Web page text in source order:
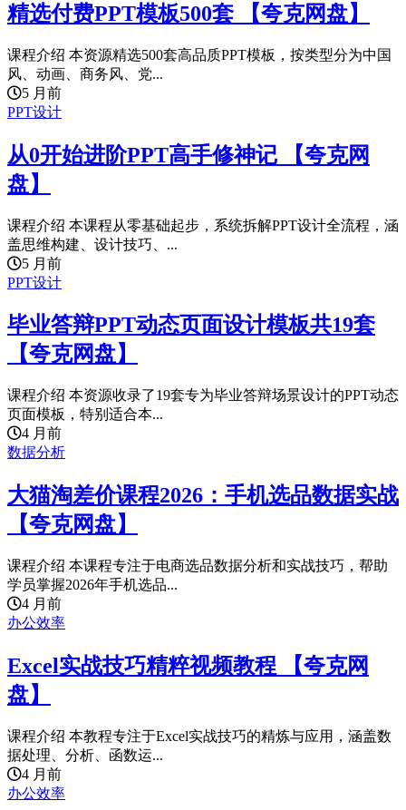
精选付费PPT模板500套 【夸克网盘】
课程介绍 本资源精选500套高品质PPT模板，按类型分为中国
风、动画、商务风、党...
5 月前
PPT设计
从0开始进阶PPT高手修神记 【夸克网
盘】
课程介绍 本课程从零基础起步，系统拆解PPT设计全流程，涵
盖思维构建、设计技巧、...
5 月前
PPT设计
毕业答辩PPT动态页面设计模板共19套
【夸克网盘】
课程介绍 本资源收录了19套专为毕业答辩场景设计的PPT动态
页面模板，特别适合本...
4 月前
数据分析
大猫淘差价课程2026：手机选品数据实战
【夸克网盘】
课程介绍 本课程专注于电商选品数据分析和实战技巧，帮助
学员掌握2026年手机选品...
4 月前
办公效率
Excel实战技巧精粹视频教程 【夸克网
盘】
课程介绍 本教程专注于Excel实战技巧的精炼与应用，涵盖数
据处理、分析、函数运...
4 月前
办公效率